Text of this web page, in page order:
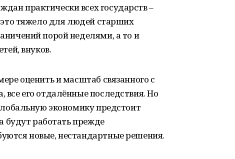
практически всех государств –
это тяжело для людей старших
порой неделями, а то и
внуков.
оценить и масштаб связанного с
его отдалённые последствия. Но
экономику предстоит
будут работать прежде
новые, нестандартные решения.